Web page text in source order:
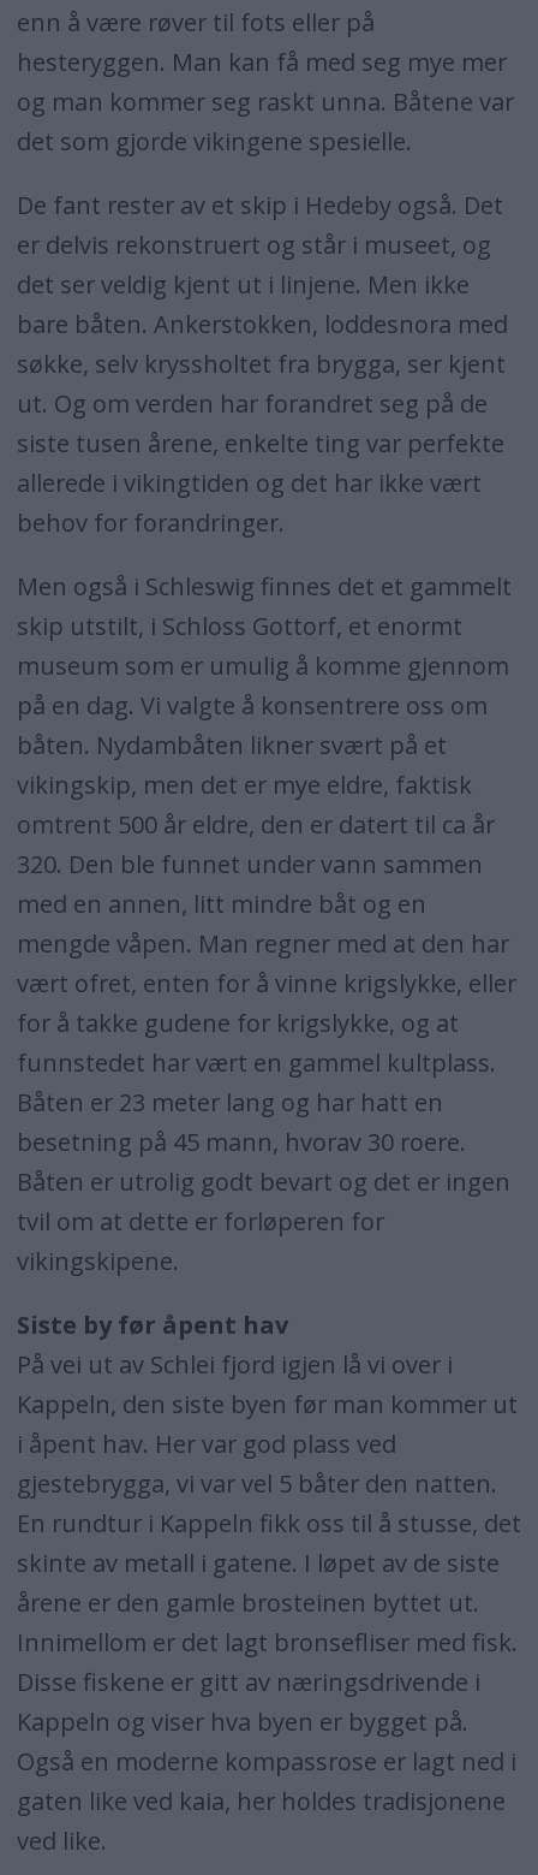
enn å være røver til fots eller på
hesteryggen. Man kan få med seg mye mer
og man kommer seg raskt unna. Båtene var
det som gjorde vikingene spesielle.
De fant rester av et skip i Hedeby også. Det
er delvis rekonstruert og står i museet, og
det ser veldig kjent ut i linjene. Men ikke
bare båten. Ankerstokken, loddesnora med
søkke, selv kryssholtet fra brygga, ser kjent
ut. Og om verden har forandret seg på de
siste tusen årene, enkelte ting var perfekte
allerede i vikingtiden og det har ikke vært
behov for forandringer.
Men også i Schleswig finnes det et gammelt
skip utstilt, i Schloss Gottorf, et enormt
museum som er umulig å komme gjennom
på en dag. Vi valgte å konsentrere oss om
båten. Nydambåten likner svært på et
vikingskip, men det er mye eldre, faktisk
omtrent 500 år eldre, den er datert til ca år
320. Den ble funnet under vann sammen
med en annen, litt mindre båt og en
mengde våpen. Man regner med at den har
vært ofret, enten for å vinne krigslykke, eller
for å takke gudene for krigslykke, og at
funnstedet har vært en gammel kultplass.
Båten er 23 meter lang og har hatt en
besetning på 45 mann, hvorav 30 roere.
Båten er utrolig godt bevart og det er ingen
tvil om at dette er forløperen for
vikingskipene.
Siste by før åpent hav
På vei ut av Schlei fjord igjen lå vi over i
Kappeln, den siste byen før man kommer ut
i åpent hav. Her var god plass ved
gjestebrygga, vi var vel 5 båter den natten.
En rundtur i Kappeln fikk oss til å stusse, det
skinte av metall i gatene. I løpet av de siste
årene er den gamle brosteinen byttet ut.
Innimellom er det lagt bronsefliser med fisk.
Disse fiskene er gitt av næringsdrivende i
Kappeln og viser hva byen er bygget på.
Også en moderne kompassrose er lagt ned i
gaten like ved kaia, her holdes tradisjonene
ved like.